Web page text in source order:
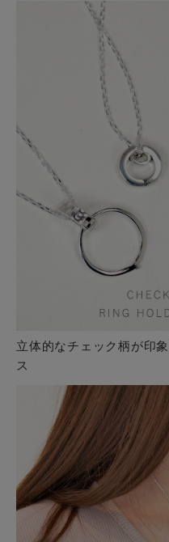
立体的なチェック柄が印
ス